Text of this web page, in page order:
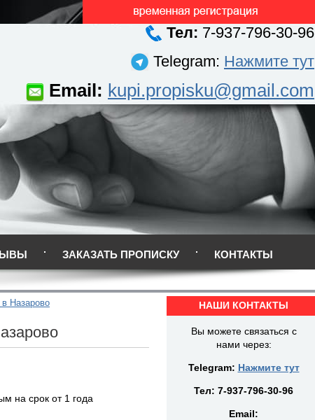
Тел: 7-937-796-30-96
Telegram: Нажмите тут
Email: kupi.propisku@gmail.com
ЗАКАЗАТЬ ПРОПИСКУ КОНТАКТЫ
в Назарово
на срок от 1 года
НАШИ КОНТАКТЫ
Вы можете связаться с
нами через:
Telegram: Нажмите тут
Тел: 7-937-796-30-96
Email: